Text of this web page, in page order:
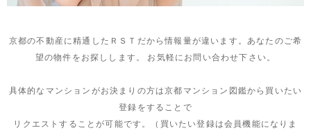
京都の不動産に精通したＲＳＴだから情報量が違います。あなたのご希
望の物件をお探しします。 お気軽にお問い合わせ下さい。
具体的なマンションがお決まりの方は京都マンション図鑑から買いたい
登録をすることで
リクエストすることが可能です。（買いたい登録は会員機能になりま